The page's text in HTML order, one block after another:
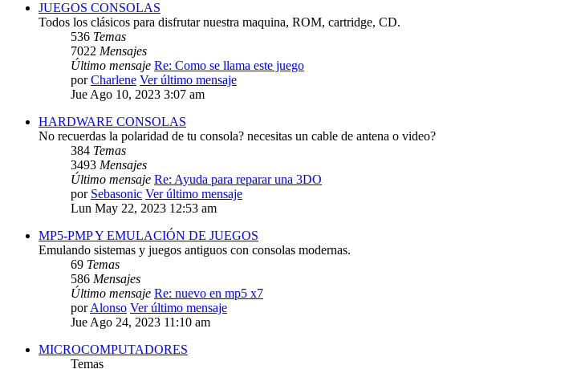
JUEGOS CONSOLAS
Todos los clásicos para disfrutar nuestra maquina, ROM, cartridge, CD.
536 Temas
7022 Mensajes
Último mensaje Re: Como se llama este juego
porCharlene Ver último mensaje
Jue Ago 10, 2023 3:07 am
HARDWARE CONSOLAS
No recuerdas la polaridad de tu consola? necesitas un cable de antena o video?
384 Temas
3493 Mensajes
Último mensaje Re: Ayuda para reparar una 3DO
por Sebasonic Ver último mensaje
Lun May 22, 2023 12:53 am
MP5-PMP Y EMULACIÓN DE JUEGOS
Emulando sistemas y juegos antiguos con consolas modernas.
69 Temas
586 Mensajes
Último mensaje Re: nuevo en mp5 x7
porAlonso Ver último mensaje
Jue Ago 24, 2023 11:10 am
MICROCOMPUTADORES
Temas